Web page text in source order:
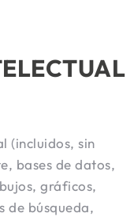
(incluidos, sin
bases de datos,
gráficos,
de búsqueda,